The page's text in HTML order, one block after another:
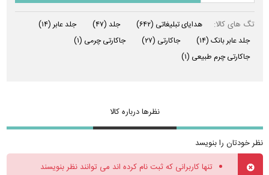
تگ های کالا: هدایای تبلیغاتی (۶۴۲) جلد (۴۷) جلد عابر (۱۴)
جلد عابر بانک (۱۴) جاکارتی (۲۷) جاکارتی چرمی (۱)
جاکارتی چرم طبیعی (۱)
نظرها درباره کالا
نظر خودتان را بنویسد
تنها کاربرانی که ثبت نام کرده اند می توانند نظر بنویسند